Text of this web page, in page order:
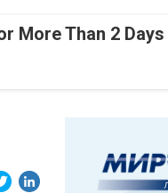
More Than 2